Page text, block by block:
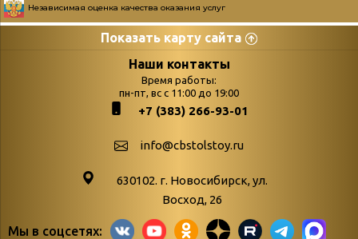
Независимая оценка качества оказания услуг
Показать карту сайта
Страницы
podvedenie-itogov-festivalya-
paskhalnaya-palitra
поступлений
Война. Народ.
Наши контакты
Время работы:
пн-пт, вс с 11:00 до 19:00
+7 (383) 266-93-01
info@cbstolstoy.ru
630102. г. Новосибирск, ул.
Восход, 26
Мы в соцсетях: